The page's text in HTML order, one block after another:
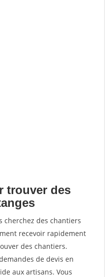
trouver des
cherchez des chantiers
recevoir rapidement
des chantiers.
de devis en
aux artisans. Vous